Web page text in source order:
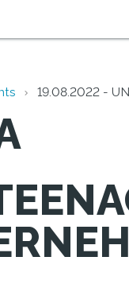
19.08.2022 -